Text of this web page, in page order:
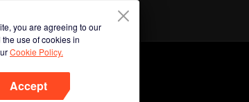
you are agreeing to our
the use of cookies in
Cookie Policy.
Accept